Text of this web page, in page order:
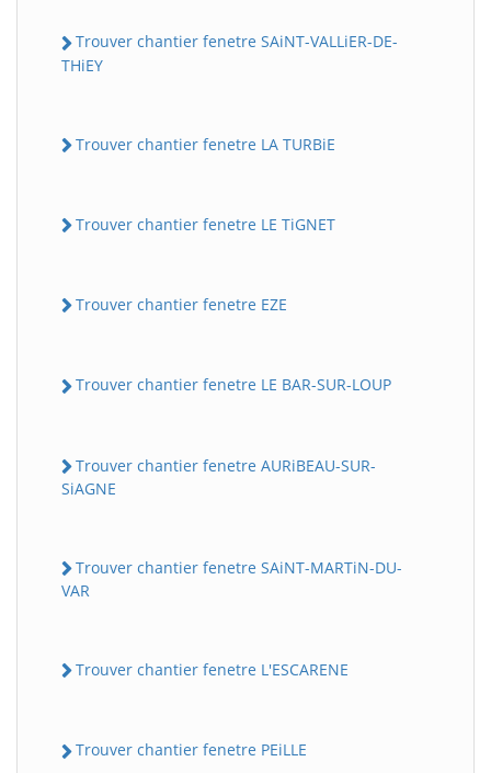
Trouver chantier fenetre SAiNT-VALLiER-DE-
THiEY
Trouver chantier fenetre LA TURBiE
Trouver chantier fenetre LE TiGNET
Trouver chantier fenetre EZE
Trouver chantier fenetre LE BAR-SUR-LOUP
Trouver chantier fenetre AURiBEAU-SUR-
SiAGNE
Trouver chantier fenetre SAiNT-MARTiN-DU-
VAR
Trouver chantier fenetre L'ESCARENE
Trouver chantier fenetre PEiLLE